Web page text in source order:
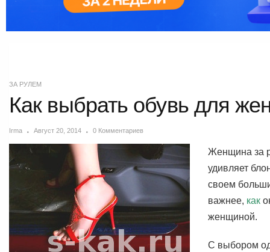
ЗА РУЛЕМ
Как выбрать обувь для
Irma Август 20, 2014 0 Комментариев
Женщина за
удивляет
своем
важнее, как
женщиной.
С выбором